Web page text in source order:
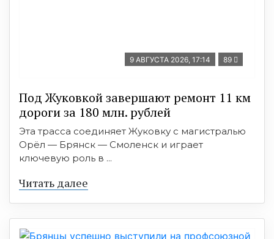
9 АВГУСТА 2026, 17:14 89
Под Жуковкой завершают ремонт 11 км
дороги за 180 млн. рублей
Эта трасса соединяет Жуковку с магистралью
Орёл — Брянск — Смоленск и играет
ключевую роль в ...
Читать далее